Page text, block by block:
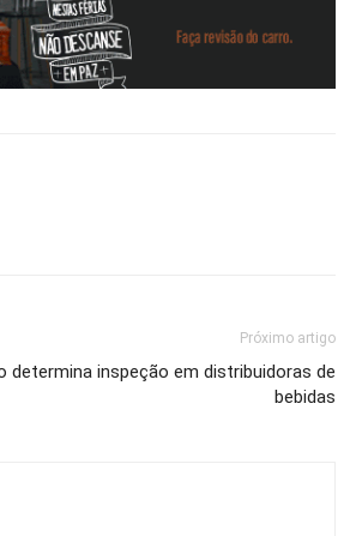
Próximo artigo
determina inspeção em distribuidoras de
bebidas